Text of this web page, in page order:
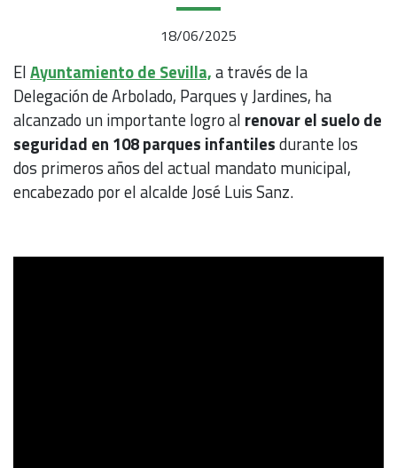
18/06/2025
ElAyuntamiento de Sevilla,a través de la
Delegación de Arbolado, Parques y Jardines, ha
alcanzado un importante logro al renovar el suelo de
seguridad en 108 parques infantilesdurante los
dos primeros años del actual mandato municipal,
encabezado por el alcalde José Luis Sanz.